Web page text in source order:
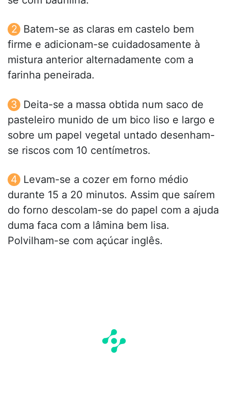
Batem-se as claras em castelo bem
firme e adicionam-se cuidadosamente à
mistura anterior alternadamente com a
farinha peneirada.
Deita-se a massa obtida num saco de
pasteleiro munido de um bico liso e largo e
sobre um papel vegetal untado desenham-
se riscos com 10 centímetros.
Levam-se a cozer em forno médio
durante 15 a 20 minutos. Assim que saírem
do forno descolam-se do papel com a ajuda
duma faca com a lâmina bem lisa.
Polvilham-se com açúcar inglês.